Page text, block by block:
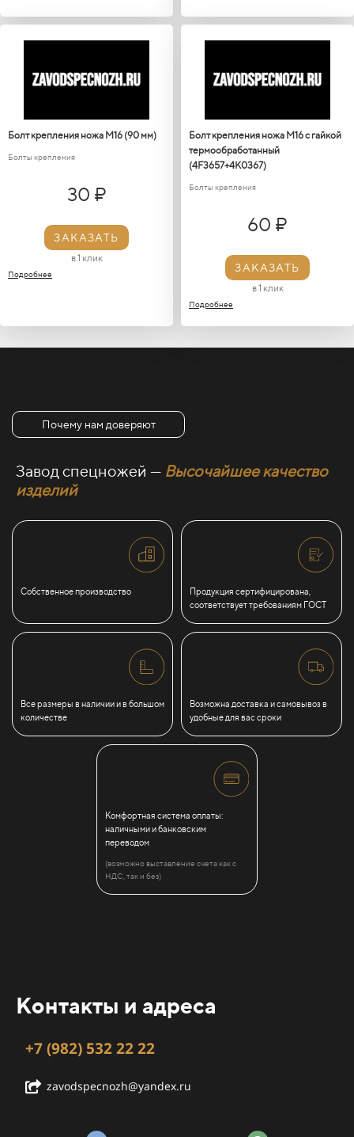
Болт крепления ножа М16 (90 мм)
Болты крепления
30 ₽
ЗАКАЗАТЬ
в 1 клик
Подробнее
Болт крепления ножа М16 с гайкой
термообработанный
(4F3657+4K0367)
Болты крепления
60 ₽
ЗАКАЗАТЬ
в 1 клик
Подробнее
Почему нам доверяют
Завод спецножей — Высочайшее качество
изделий
Собственное производство
Продукция сертифицирована,
соответствует требованиям ГОСТ
Все размеры в наличии и в большом
количестве
Возможна доставка и самовывоз в
удобные для вас сроки
Комфортная система оплаты:
наличными и банковским
переводом
(возможно выставление счета как с
НДС, так и без)
Контакты и адреса
+7 (982) 532 22 22
zavodspecnozh@yandex.ru